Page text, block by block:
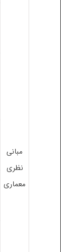
مبانی
نظری
معماری